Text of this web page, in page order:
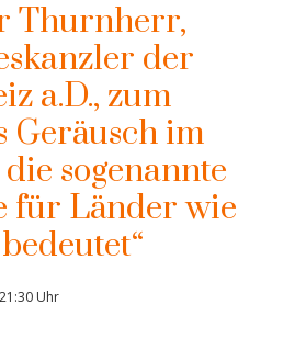
Thurnherr,
der
a.D., zum
Geräusch im
die sogenannte
für Länder wie
21:30 Uhr